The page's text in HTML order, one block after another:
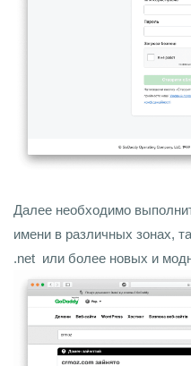
Далее необходимо
имени в различных зонах,
.net или более новых и